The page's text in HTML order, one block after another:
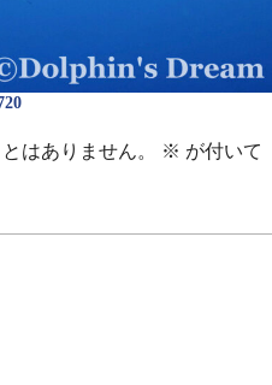
はありません。 ※ が付いて